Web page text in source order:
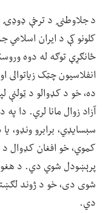
د جلاوطنۍ د ترخې ډوډۍ
کلونو کې د ایران
ځانګړې توګه له دوه
انفلاسیون چټک زیاتوالی
ده، خو د کډوالو د ټولنې
آزاد زوال مانا لري. دا
سبسایډي، برابرو ونډو،
کموي، خو افغان کډوال د
پرېښودل شوي دي. د
شوی دی، خو د ژوند
دي.